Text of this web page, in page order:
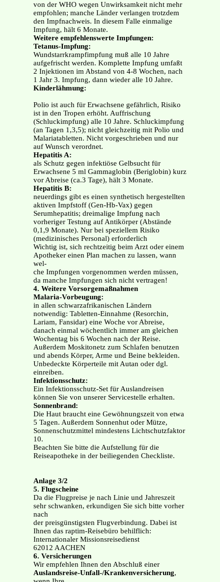
von der WHO wegen Unwirksamkeit nicht mehr
empfohlen; manche Länder verlangen trotzdem
den Impfnachweis. In diesem Falle einmalige
Impfung, hält 6 Monate.
Weitere empfehlenswerte Impfungen:
Tetanus-Impfung:
Wundstarrkrampfimpfung muß alle 10 Jahre
aufgefrischt werden. Komplette Impfung umfaßt
2 Injektionen im Abstand von 4-8 Wochen, nach
1 Jahr 3. Impfung, dann wieder alle 10 Jahre.
Kinderlähmung:
Polio ist auch für Erwachsene gefährlich, Risiko
ist in den Tropen erhöht. Auffrischung
(Schluckimpfung) alle 10 Jahre. Schluckimpfung
(an Tagen 1,3,5); nicht gleichzeitig mit Polio und
Malariatabletten. Nicht vorgeschrieben und nur
auf Wunsch verordnet.
Hepatitis A:
als Schutz gegen infektiöse Gelbsucht für
Erwachsene 5 ml Gammaglobin (Beriglobin) kurz
vor Abreise (ca.3 Tage), hält 3 Monate.
Hepatitis B:
neuerdings gibt es einen synthetisch hergestellten
aktiven Impfstoff (Gen-Hb-Vax) gegen
Serumhepatitis; dreimalige Impfung nach
vorheriger Testung auf Antikörper (Abstände
0,1,9 Monate). Nur bei speziellem Risiko
(medizinisches Personal) erforderlich
Wichtig ist, sich rechtzeitig beim Arzt oder einem
Apotheker einen Plan machen zu lassen, wann
wel-
che Impfungen vorgenommen werden müssen,
da manche Impfungen sich nicht vertragen!
4. Weitere Vorsorgemaßnahmen
Malaria-Vorbeugung:
in allen schwarzafrikanischen Ländern
notwendig: Tabletten-Einnahme (Resorchin,
Lariam, Fansidar) eine Woche vor Abreise,
danach einmal wöchentlich immer am gleichen
Wochentag bis 6 Wochen nach der Reise.
Außerdem Moskitonetz zum Schlafen benutzen
und abends Körper, Arme und Beine bekleiden.
Unbedeckte Körperteile mit Autan oder dgl.
einreiben.
Infektionsschutz:
Ein Infektionsschutz-Set für Auslandreisen
können Sie von unserer Servicestelle erhalten.
Sonnenbrand:
Die Haut braucht eine Gewöhnungszeit von etwa
5 Tagen. Außerdem Sonnenhut oder Mütze,
Sonnenschutzmittel mindestens Lichtschutzfaktor
10.
Beachten Sie bitte die Aufstellung für die
Reiseapotheke in der beiliegenden Checkliste.
Anlage 3/2
5. Flugscheine
Da die Flugpreise je nach Linie und Jahreszeit
sehr schwanken, erkundigen Sie sich bitte vorher
nach
der preisgünstigsten Flugverbindung. Dabei ist
Ihnen das raptim-Reisebüro behilflich:
Internationaler Missionsreisedienst
62012 AACHEN
6. Versicherungen
Wir empfehlen Ihnen den Abschluß einer
Auslandsreise-Unfall-/Krankenversicherung,